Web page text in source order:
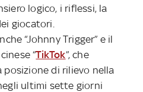
logico, i riflessi, la
giocatori.
“Johnny Trigger” e il
“TikTok”, che
di rilievo nella
ultimi sette giorni